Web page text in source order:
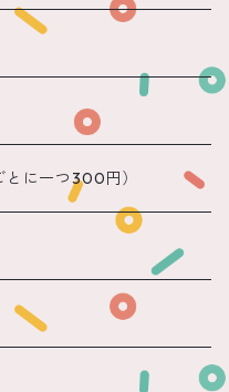
に一つ300円）